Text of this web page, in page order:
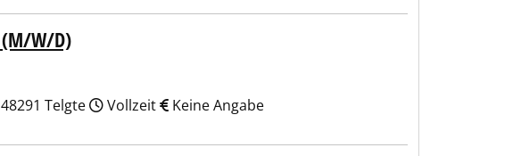
(M/W/D)
Telgte
Vollzeit Keine Angabe